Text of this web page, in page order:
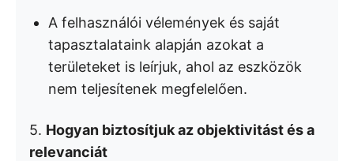
A felhasználói vélemények és saját
tapasztalataink alapján azokat a
területeket is leírjuk, ahol az eszközök
nem teljesítenek megfelelően.
5. Hogyan biztosítjuk az objektivitást és a
relevanciát